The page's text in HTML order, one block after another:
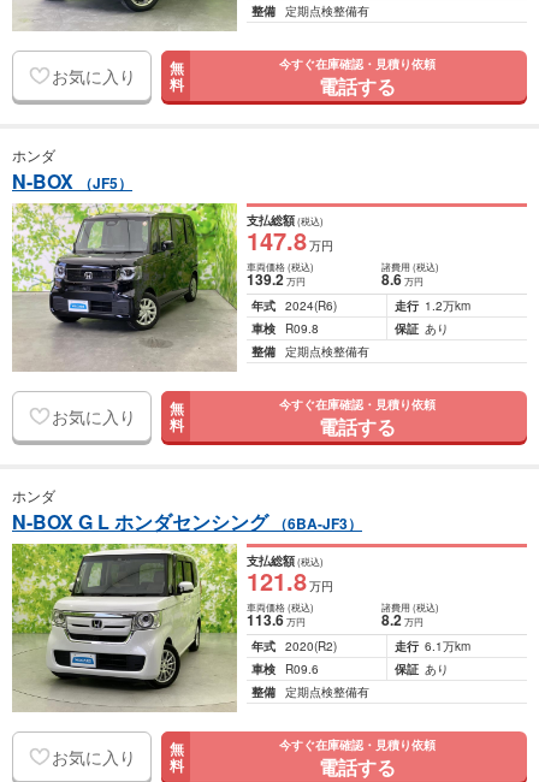
整備 定期点検整備有
お気に入り 無
料
今すぐ在庫確認・見積り依頼
電話する
ホンダ
N-BOX （JF5）
支払総額(税込)
147.8万円
車両価格(税込)
139.2万円
諸費用 (税込)
8.6 万円
年式 2024(R6) 走行 1.2万km
車検
R09.8 保証 あり
整備 定期点検整備有
お気に入り 無
料
今すぐ在庫確認・見積り依頼
電話する
ホンダ
N-BOX G L ホンダセンシング （6BA-JF3）
支払総額(税込)
121.8万円
車両価格(税込)
113.6万円
諸費用 (税込)
8.2 万円
年式 2020(R2) 走行 6.1万km
車検
R09.6 保証 あり
整備 定期点検整備有
お気に入り 無
料
今すぐ在庫確認・見積り依頼
電話する